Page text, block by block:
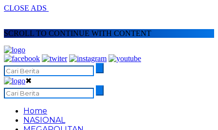
CLOSE ADS
SCROLL TO CONTINUE WITH CONTENT
✖
Home
NASIONAL